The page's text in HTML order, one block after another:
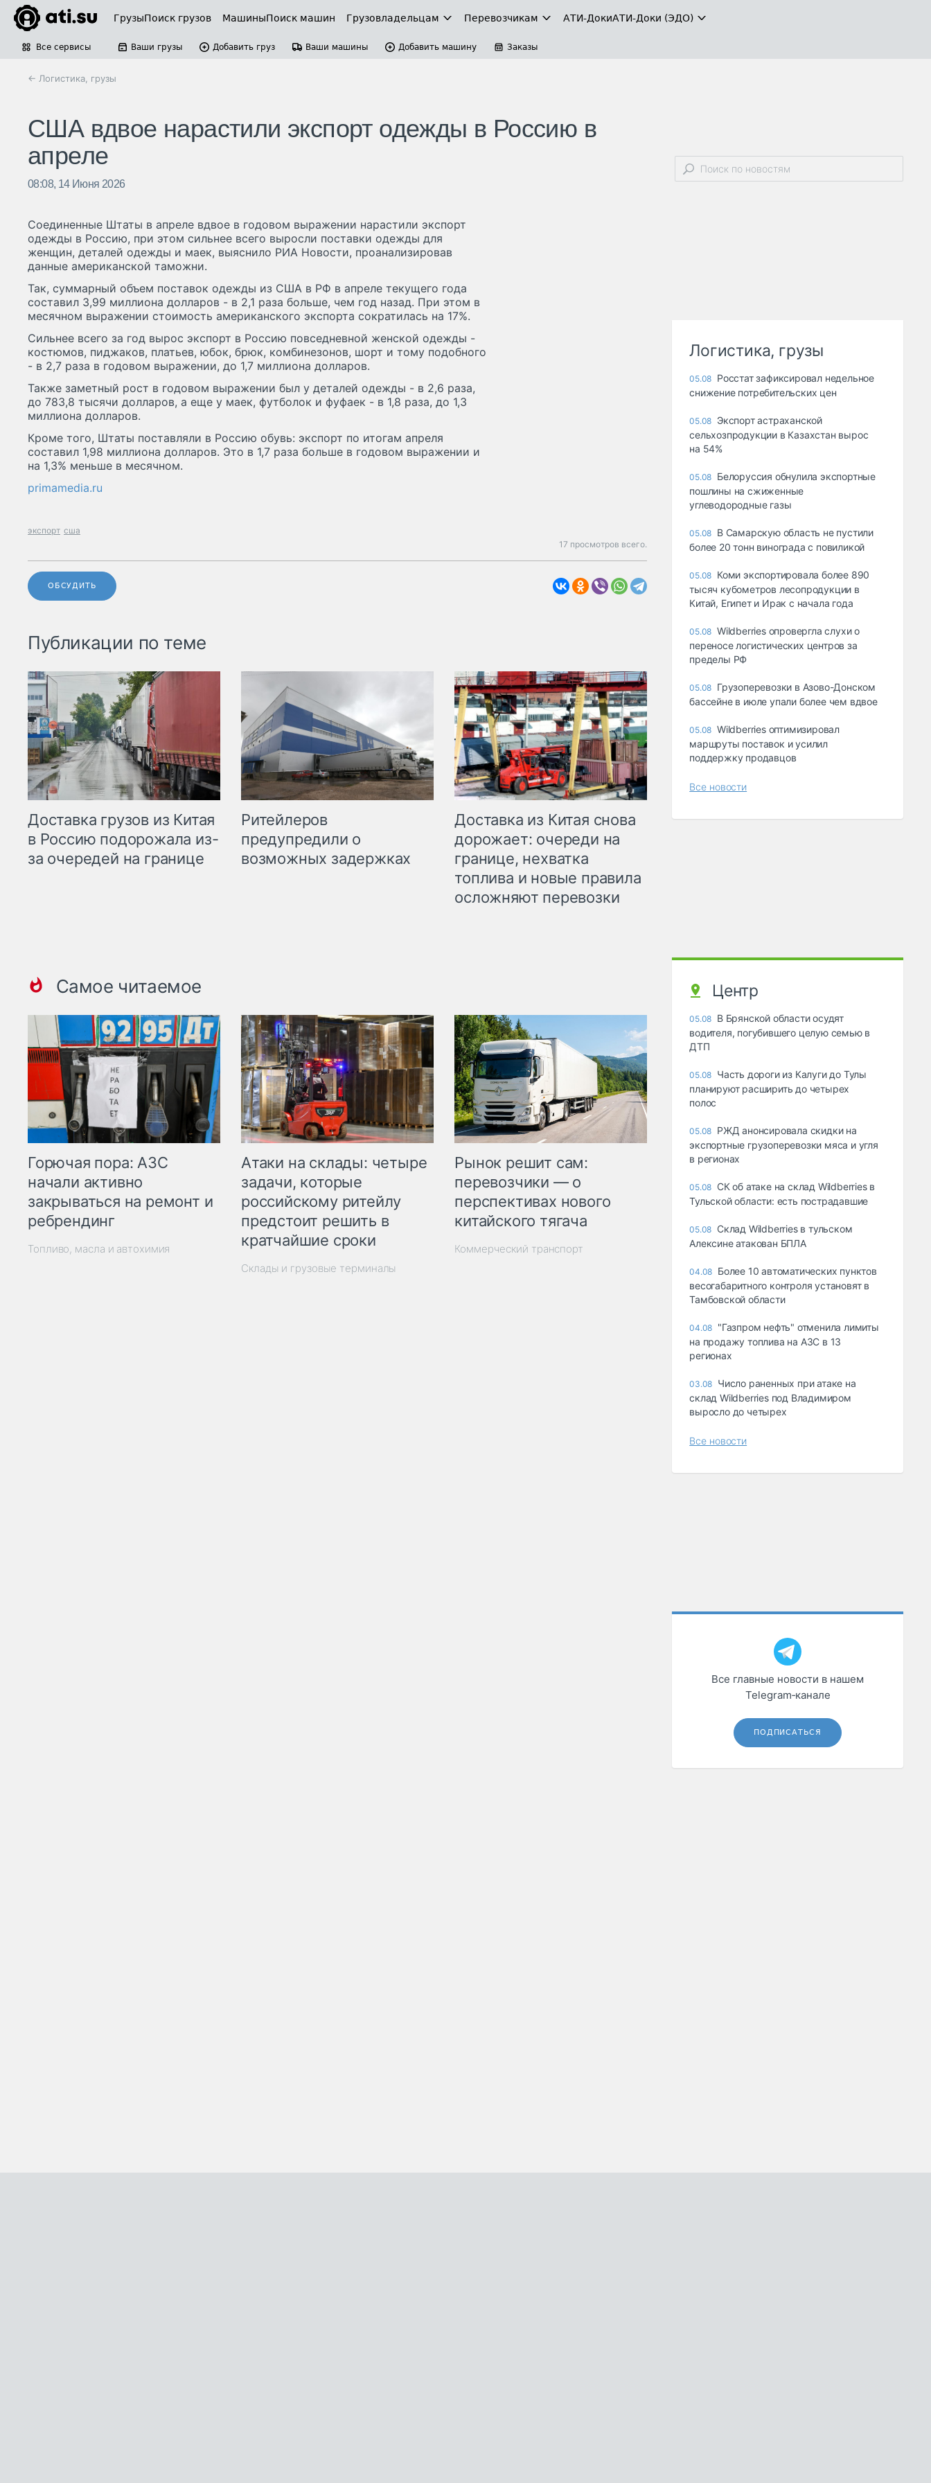
ГрузыПоиск грузов МашиныПоиск машин Грузовладельцам Перевозчикам АТИ-ДокиАТИ-Доки (ЭДО)
Все сервисы Ваши грузы Добавить груз Ваши машины Добавить машину Заказы
← Логистика, грузы
США вдвое нарастили экспорт одежды в Россию в
апреле
08:08, 14 Июня 2026
Соединенные Штаты в апреле вдвое в годовом выражении нарастили экспорт
одежды в Россию, при этом сильнее всего выросли поставки одежды для
женщин, деталей одежды и маек, выяснило РИА Новости, проанализировав
данные американской таможни.
Так, суммарный объем поставок одежды из США в РФ в апреле текущего года
составил 3,99 миллиона долларов - в 2,1 раза больше, чем год назад. При этом в
месячном выражении стоимость американского экспорта сократилась на 17%.
Сильнее всего за год вырос экспорт в Россию повседневной женской одежды -
костюмов, пиджаков, платьев, юбок, брюк, комбинезонов, шорт и тому подобного
- в 2,7 раза в годовом выражении, до 1,7 миллиона долларов.
Также заметный рост в годовом выражении был у деталей одежды - в 2,6 раза,
до 783,8 тысячи долларов, а еще у маек, футболок и фуфаек - в 1,8 раза, до 1,3
миллиона долларов.
Кроме того, Штаты поставляли в Россию обувь: экспорт по итогам апреля
составил 1,98 миллиона долларов. Это в 1,7 раза больше в годовом выражении и
на 1,3% меньше в месячном.
primamedia.ru
экспорт сша
17 просмотров всего.
ОБСУДИТЬ
Публикации по теме
Доставка грузов из Китая
в Россию подорожала из-
за очередей на границе
Ритейлеров
предупредили о
возможных задержках
Доставка из Китая снова
дорожает: очереди на
границе, нехватка
топлива и новые правила
осложняют перевозки
Самое читаемое
Горючая пора: АЗС
начали активно
закрываться на ремонт и
ребрендинг
Топливо, масла и автохимия
Атаки на склады: четыре
задачи, которые
российскому ритейлу
предстоит решить в
кратчайшие сроки
Склады и грузовые терминалы
Рынок решит сам:
перевозчики — о
перспективах нового
китайского тягача
Коммерческий транспорт
Логистика, грузы
05.08 Росстат зафиксировал недельное
снижение потребительских цен
05.08 Экспорт астраханской
сельхозпродукции в Казахстан вырос
на 54%
05.08 Белоруссия обнулила экспортные
пошлины на сжиженные
углеводородные газы
05.08 В Самарскую область не пустили
более 20 тонн винограда с повиликой
05.08 Коми экспортировала более 890
тысяч кубометров лесопродукции в
Китай, Египет и Ирак с начала года
05.08 Wildberries опровергла слухи о
переносе логистических центров за
пределы РФ
05.08 Грузоперевозки в Азово-Донском
бассейне в июле упали более чем вдвое
05.08 Wildberries оптимизировал
маршруты поставок и усилил
поддержку продавцов
Все новости
Центр
05.08 В Брянской области осудят
водителя, погубившего целую семью в
ДТП
05.08 Часть дороги из Калуги до Тулы
планируют расширить до четырех
полос
05.08 РЖД анонсировала скидки на
экспортные грузоперевозки мяса и угля
в регионах
05.08 СК об атаке на склад Wildberries в
Тульской области: есть пострадавшие
05.08 Склад Wildberries в тульском
Алексине атакован БПЛА
04.08 Более 10 автоматических пунктов
весогабаритного контроля установят в
Тамбовской области
04.08 "Газпром нефть" отменила лимиты
на продажу топлива на АЗС в 13
регионах
03.08 Число раненных при атаке на
склад Wildberries под Владимиром
выросло до четырех
Все новости
Все главные новости в нашем
Telegram‑канале
ПОДПИСАТЬСЯ